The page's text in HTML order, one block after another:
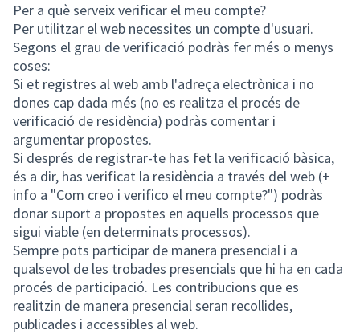
Per a què serveix verificar el meu compte?
Per utilitzar el web necessites un compte d'usuari.
Segons el grau de verificació podràs fer més o menys
coses:
Si et registres al web amb l'adreça electrònica i no
dones cap dada més (no es realitza el procés de
verificació de residència) podràs comentar i
argumentar propostes.
Si després de registrar-te has fet la verificació bàsica,
és a dir, has verificat la residència a través del web (+
info a "Com creo i verifico el meu compte?") podràs
donar suport a propostes en aquells processos que
sigui viable (en determinats processos).
Sempre pots participar de manera presencial i a
qualsevol de les trobades presencials que hi ha en cada
procés de participació. Les contribucions que es
realitzin de manera presencial seran recollides,
publicades i accessibles al web.